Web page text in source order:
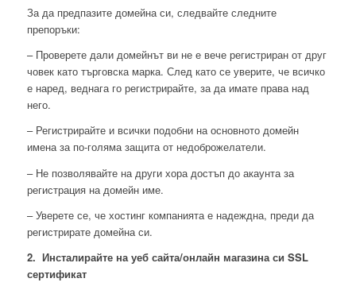
За да предпазите домейна си, следвайте следните
препоръки:
– Проверете дали домейнът ви не е вече регистриран от друг
човек като търговска марка. След като се уверите, че всичко
е наред, веднага го регистрирайте, за да имате права над
него.
– Регистрирайте и всички подобни на основното домейн
имена за по-голяма защита от недоброжелатели.
– Не позволявайте на други хора достъп до акаунта за
регистрация на домейн име.
– Уверете се, че хостинг компанията е надеждна, преди да
регистрирате домейна си.
2. Инсталирайте на уеб сайта/онлайн магазина си SSL
сертификат